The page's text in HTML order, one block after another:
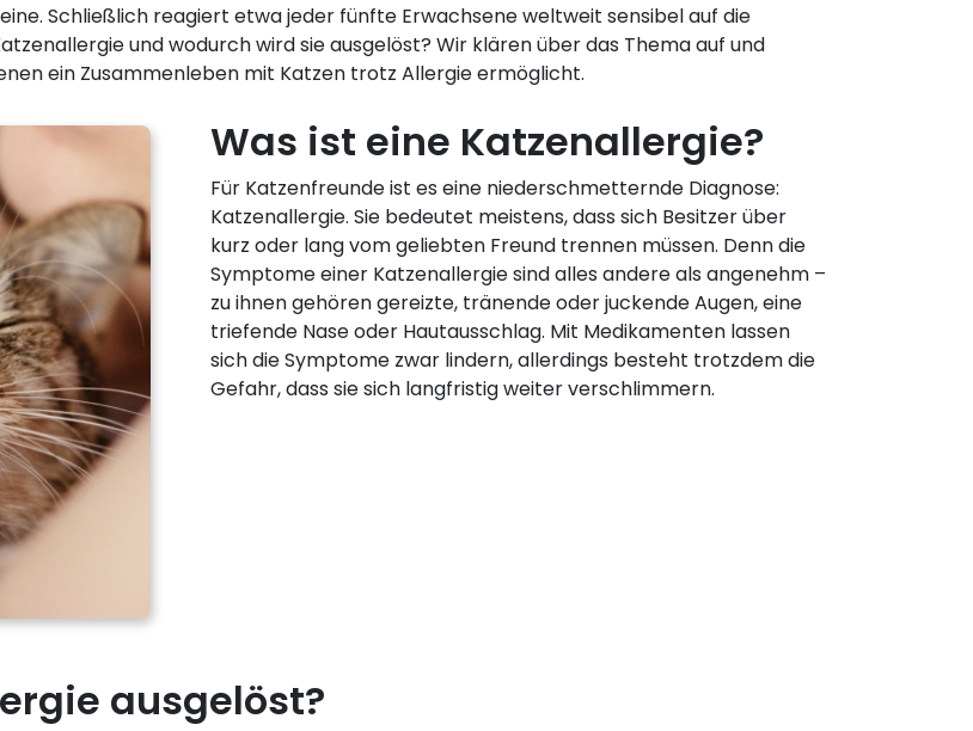
Schließlich reagiert etwa jeder fünfte Erwachsene weltweit sensibel auf die
und wodurch wird sie ausgelöst? Wir klären über das Thema auf und
ein Zusammenleben mit Katzen trotz Allergie ermöglicht.
Was ist eine Katzenallergie?
Für Katzenfreunde ist es eine niederschmetternde Diagnose:
Katzenallergie. Sie bedeutet meistens, dass sich Besitzer über
kurz oder lang vom geliebten Freund trennen müssen. Denn die
Symptome einer Katzenallergie sind alles andere als angenehm –
zu ihnen gehören gereizte, tränende oder juckende Augen, eine
triefende Nase oder Hautausschlag. Mit Medikamenten lassen
sich die Symptome zwar lindern, allerdings besteht trotzdem die
Gefahr, dass sie sich langfristig weiter verschlimmern.
ausgelöst?